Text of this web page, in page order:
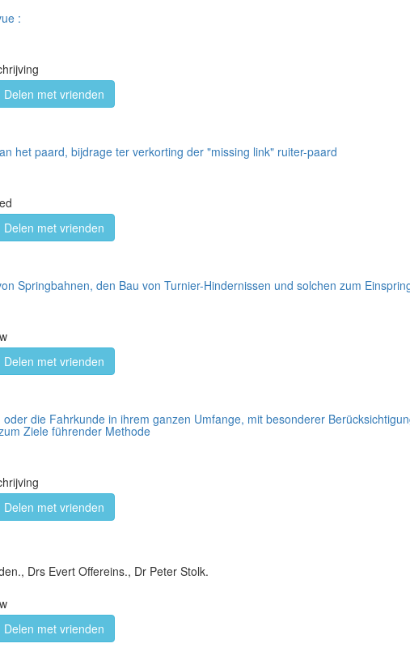
:
met vrienden
het paard, bijdrage ter verkorting der "missing link" ruiter-paard
met vrienden
Springbahnen, den Bau von Turnier-Hindernissen und solchen zum
met vrienden
die Fahrkunde in ihrem ganzen Umfange, mit besonderer
Ziele führender Methode
met vrienden
Drs Evert Offereins., Dr Peter Stolk.
met vrienden